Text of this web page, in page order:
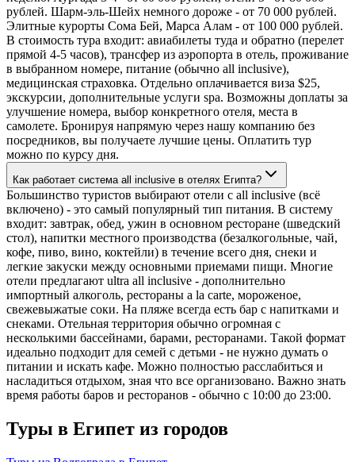
рублей. Шарм-эль-Шейх немного дороже - от 70 000 рублей.
Элитные курорты Сома Бей, Марса Алам - от 100 000 рублей.
В стоимость тура входит: авиабилеты туда и обратно (перелет
прямой 4-5 часов), трансфер из аэропорта в отель, проживание
в выбранном номере, питание (обычно all inclusive),
медицинская страховка. Отдельно оплачивается виза $25,
экскурсии, дополнительные услуги spa. Возможны доплаты за
улучшение номера, выбор конкретного отеля, места в
самолете. Бронируя напрямую через нашу компанию без
посредников, вы получаете лучшие цены. Оплатить тур
можно по курсу дня.
Как работает система all inclusive в отелях Египта?
Большинство туристов выбирают отели с all inclusive (всё
включено) - это самый популярный тип питания. В систему
входит: завтрак, обед, ужин в основном ресторане (шведский
стол), напитки местного производства (безалкогольные, чай,
кофе, пиво, вино, коктейли) в течение всего дня, снеки и
легкие закуски между основными приемами пищи. Многие
отели предлагают ultra all inclusive - дополнительно
импортный алкоголь, рестораны a la carte, мороженое,
свежевыжатые соки. На пляже всегда есть бар с напитками и
снеками. Отельная территория обычно огромная с
несколькими бассейнами, барами, ресторанами. Такой формат
идеально подходит для семей с детьми - не нужно думать о
питании и искать кафе. Можно полностью расслабиться и
насладиться отдыхом, зная что все организовано. Важно знать
время работы баров и ресторанов - обычно с 10:00 до 23:00.
Туры в Египет из городов